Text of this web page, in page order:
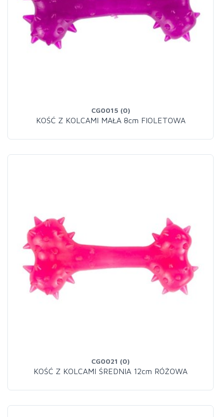
CG0015 (0)
KOŚĆ Z KOLCAMI MAŁA 8cm FIOLETOWA
CG0021 (0)
KOŚĆ Z KOLCAMI ŚREDNIA 12cm RÓŻOWA